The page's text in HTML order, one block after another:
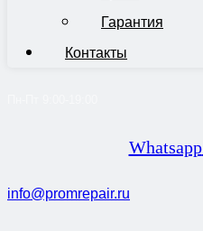
Гарантия
Контакты
Whatsapp
info@promrepair.ru